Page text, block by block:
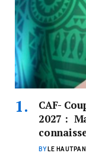
CAF-
2027 :
BY LE